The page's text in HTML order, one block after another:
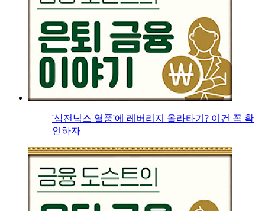
'삼전닉스 열풍'에 레버리지 올라타기? 이건 꼭 확
인하자